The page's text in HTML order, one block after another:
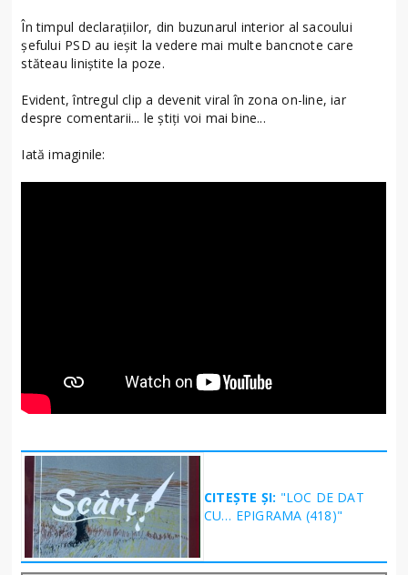
În timpul declarațiilor, din buzunarul interior al sacoului
șefului PSD au ieșit la vedere mai multe bancnote care
stăteau liniștite la poze.
Evident, întregul clip a devenit viral în zona on-line, iar
despre comentarii... le știți voi mai bine...
Iată imaginile:
CITEȘTE ȘI: "LOC DE DAT
CU… EPIGRAMA (418)"